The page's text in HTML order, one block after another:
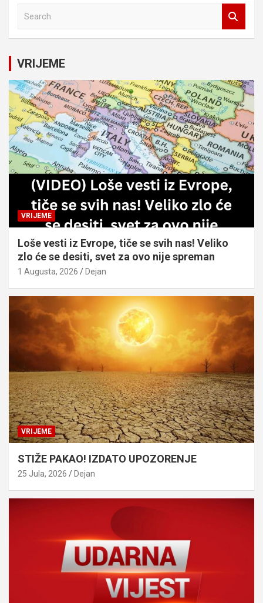
c
h
VRIJEME
VRIJEME
Loše vesti iz Evrope, tiče se svih nas! Veliko
zlo će se desiti, svet za ovo nije spreman
1 Augusta, 2026 Dejan
VRIJEME
STIŽE PAKAO! IZDATO UPOZORENJE
25 Jula, 2026 Dejan